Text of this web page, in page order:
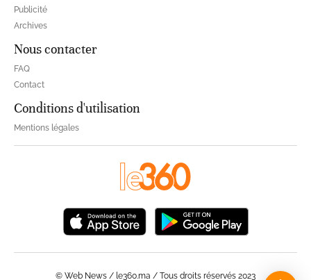
Publicité
Archives
Nous contacter
FAQ
Contact
Conditions d'utilisation
Mentions légales
© Web News / le360.ma / Tous droits réservés 2023